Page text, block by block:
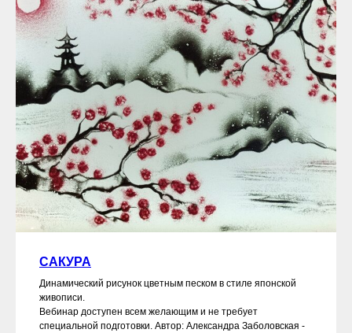
САКУРА
Динамический рисунок цветным песком в стиле японской
живописи.
Вебинар доступен всем желающим и не требует
специальной подготовки. Автор: Александра Заболовская -